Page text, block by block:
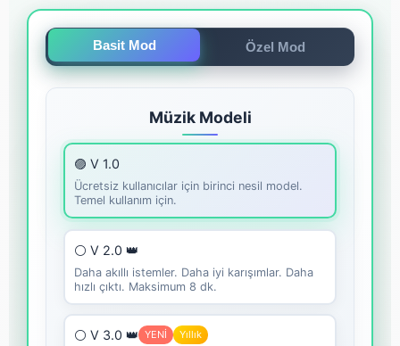
Basit Mod Özel Mod
Müzik Modeli
🟣 V 1.0
Ücretsiz kullanıcılar için birinci nesil model.
Temel kullanım için.
⚪ V 2.0 👑
Daha akıllı istemler. Daha iyi karışımlar. Daha
hızlı çıktı. Maksimum 8 dk.
⚪ V 3.0 👑 YENİ Yıllık